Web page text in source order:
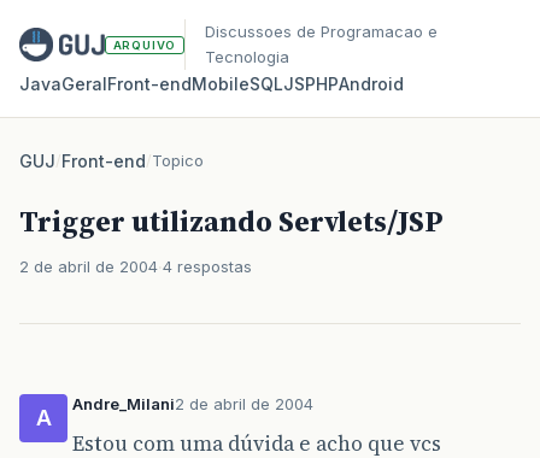
ARQUIVO
Discussoes de Programacao e
Tecnologia
JavaGeralFront‑endMobileSQLJSPHPAndroid
GUJ/Front-end/Topico
Trigger utilizando Servlets/JSP
2 de abril de 2004 4 respostas
A
Andre_Milani2 de abril de 2004
Estou com uma dúvida e acho que vcs